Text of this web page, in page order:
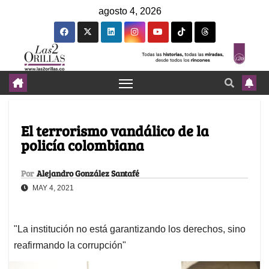
agosto 4, 2026
El terrorismo vandálico de la
policía colombiana
Por Alejandro González Santafé
MAY 4, 2021
"La institución no está garantizando los derechos, sino
reafirmando la corrupción"